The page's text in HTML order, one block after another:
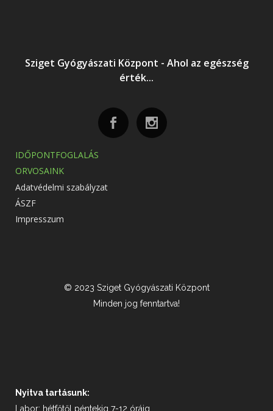
Sziget Gyógyászati Központ - Ahol az egészség
érték...
IDŐPONTFOGLALÁS
ORVOSAINK
Adatvédelmi szabályzat
ÁSZF
Impresszum
© 2023 Sziget Gyógyászati Központ
Minden jog fenntartva!
Nyitva tartásunk:
Labor: hétfőtől péntekig 7-12 óráig